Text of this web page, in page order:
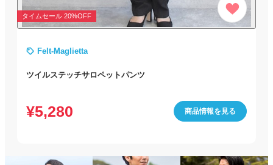
タイムセール 20%OFF
Felt-Maglietta
ツイルステッチサロペットパンツ
¥5,280 商品情報を見る